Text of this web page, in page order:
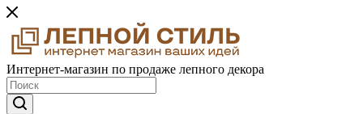
Интернет-магазин по продаже лепного декора